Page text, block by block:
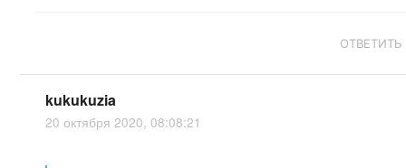
ОТВЕТИТЬ
kukukuzia
20 октября 2020, 08:08:21